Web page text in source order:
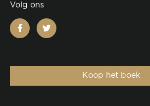
Volg ons
facebooktwitter
Koop het boek